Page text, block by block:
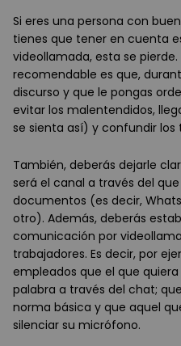
Si eres una persona con
tienes que tener en cuenta
videollamada, esta se pierde.
recomendable es que,
discurso y que le pongas
evitar los malentendidos,
se sienta así) y confundir los
También, deberás dejarle
será el canal a través del
documentos (es decir,
otro). Además, deberás
comunicación por
trabajadores. Es decir, por
empleados que el que
palabra a través del chat;
norma básica y que aquel
silenciar su micrófono.